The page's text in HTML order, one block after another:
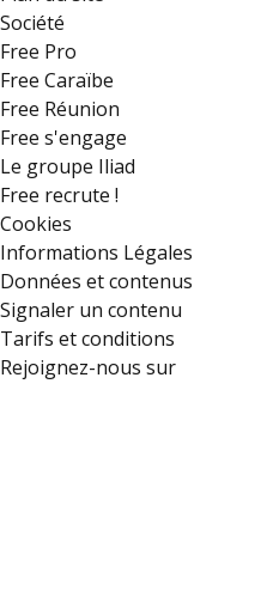
Société
Free Pro
Free Caraïbe
Free Réunion
Free s'engage
Le groupe Iliad
Free recrute !
Cookies
Informations Légales
Données et contenus
Signaler un contenu
Tarifs et conditions
Rejoignez-nous sur